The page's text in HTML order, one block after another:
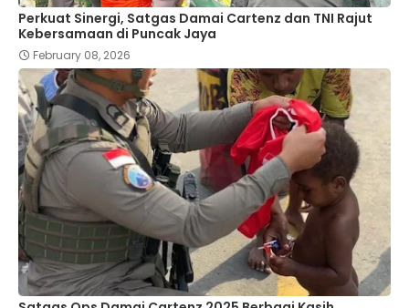
Perkuat Sinergi, Satgas Damai Cartenz dan TNI Rajut
Kebersamaan di Puncak Jaya
February 08, 2026